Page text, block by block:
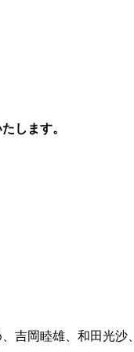
します。
吉岡睦雄、和田光